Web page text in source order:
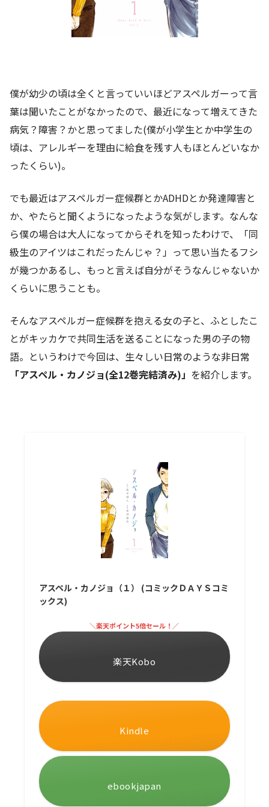
僕が幼少の頃は全くと言っていいほどアスペルガーって言
葉は聞いたことがなかったので、最近になって増えてきた
病気？障害？かと思ってました(僕が小学生とか中学生の
頃は、アレルギーを理由に給食を残す人もほとんどいなか
ったくらい)。
でも最近はアスペルガー症候群とかADHDとか発達障害と
か、やたらと聞くようになったような気がします。なんな
ら僕の場合は大人になってからそれを知ったわけで、「同
級生のアイツはこれだったんじゃ？」って思い当たるフシ
が幾つかあるし、もっと言えば自分がそうなんじゃないか
くらいに思うことも。
そんなアスペルガー症候群を抱える女の子と、ふとしたこ
とがキッカケで共同生活を送ることになった男の子の物
語。というわけで今回は、生々しい日常のような非日常
「アスペル・カノジョ(全12巻完結済み)」 を紹介します。
アスペル・カノジョ（１） (コミックＤＡＹＳコミ
ックス)
Kindle
＼楽天ポイント5倍セール！／
楽天Kobo
ebookjapan